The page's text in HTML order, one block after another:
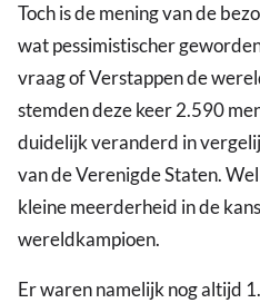
Toch is de mening van de
wat pessimistischer
vraag of Verstappen de
stemden deze keer 2.590
duidelijk veranderd in
van de Verenigde Staten.
kleine meerderheid in de
wereldkampioen.
Er waren namelijk nog altijd